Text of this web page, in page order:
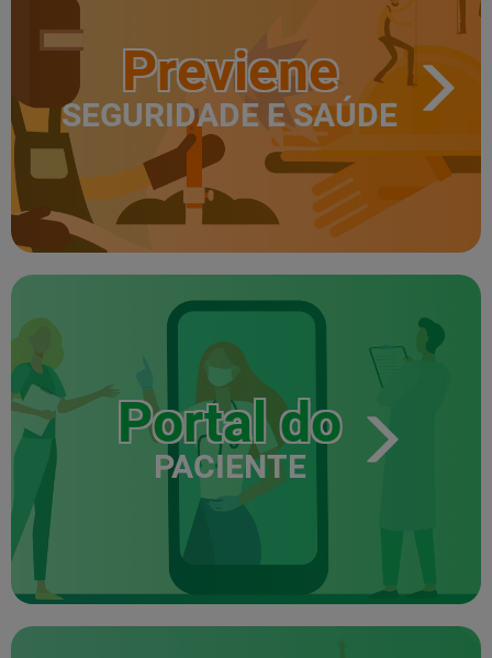
Previene
SEGURIDADE E SAÚDE
Portal do
PACIENTE